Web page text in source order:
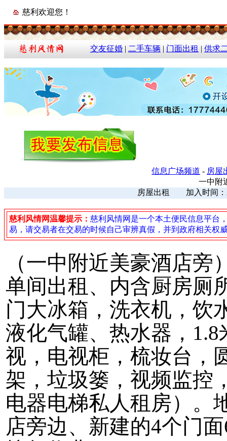
慈利欢迎您！
交友征婚 | 二手车辆 | 门面出租 | 供求
信息广场频道 - 房屋
一中附
房屋出租 加入时间
慈利风情网温馨提示： 慈利风情网是一个本土便民信息平台
易，请交易者在交易的时候自己审辨真假，并到政府相关权
（一中附近美豪酒店
单间出租、内含厨房厕
门大冰箱，洗衣机，饮
液化气罐、热水器，
视，电视柜，梳妆台，
架，垃圾篓，视频监控
电器电梯私人租房）。
店旁边、新建的4个门